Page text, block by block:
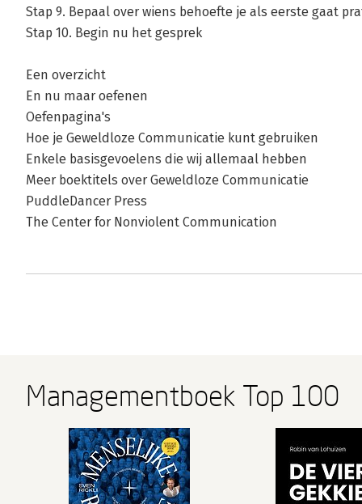
Stap 9. Bepaal over wiens behoefte je als eerste gaat
Stap 10. Begin nu het gesprek
Een overzicht
En nu maar oefenen
Oefenpagina's
Hoe je Geweldloze Communicatie kunt gebruiken
Enkele basisgevoelens die wij allemaal hebben
Meer boektitels over Geweldloze Communicatie
PuddleDancer Press
The Center for Nonviolent Communication
Managementboek Top 100